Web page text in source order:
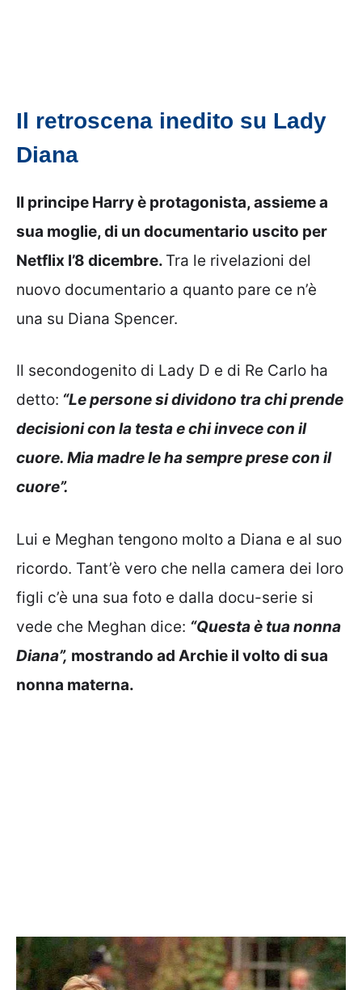
Il retroscena inedito su Lady
Diana
Il principe Harry è protagonista, assieme a
sua moglie, di un documentario uscito per
Netflix l’8 dicembre. Tra le rivelazioni del
nuovo documentario a quanto pare ce n’è
una su Diana Spencer.
Il secondogenito di Lady D e di Re Carlo ha
detto: “Le persone si dividono tra chi prende
decisioni con la testa e chi invece con il
cuore. Mia madre le ha sempre prese con il
cuore”.
Lui e Meghan tengono molto a Diana e al suo
ricordo. Tant’è vero che nella camera dei loro
figli c’è una sua foto e dalla docu-serie si
vede che Meghan dice: “Questa è tua nonna
Diana”, mostrando ad Archie il volto di sua
nonna materna.